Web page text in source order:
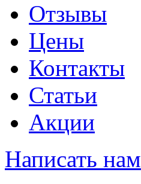
Отзывы
Цены
Контакты
Статьи
Акции
Написать нам